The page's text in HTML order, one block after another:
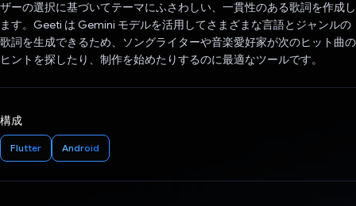
ザーの選択に基づいてテーマにふさわしい、一貫性のある歌詞を作成し
ます。Geeti は Gemini モデルを活用してさまざまな言語とジャンルの
歌詞を生成できるため、ソングライターや音楽愛好家が次のヒット曲の
ヒントを探したり、制作を始めたりするのに最適なツールです。
構成
Flutter Android